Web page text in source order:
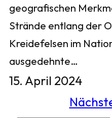
geografischen
Strände entlang der
Kreidefelsen im
ausgedehnte…
15. April 2024